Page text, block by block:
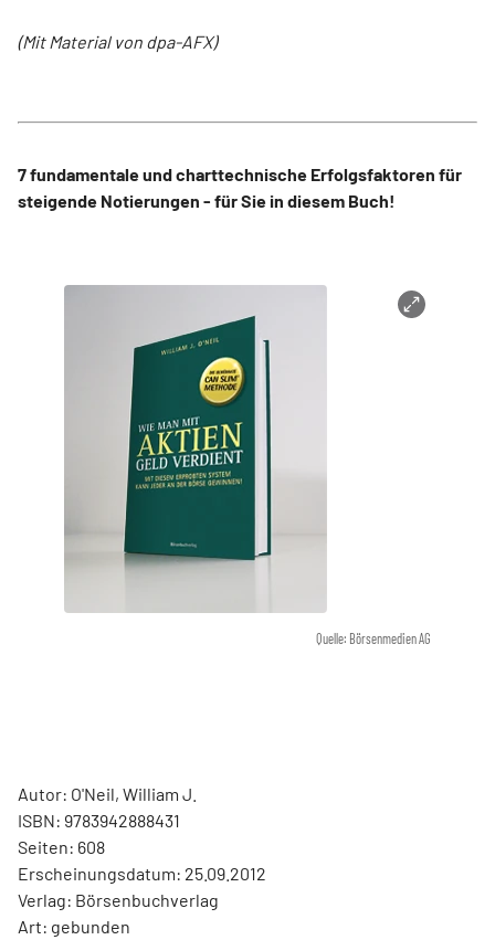
(Mit Material von dpa-AFX)
7 fundamentale und charttechnische Erfolgsfaktoren für
steigende Notierungen - für Sie in diesem Buch!
Quelle: Börsenmedien AG
Autor: O'Neil, William J.
ISBN: 9783942888431
Seiten: 608
Erscheinungsdatum: 25.09.2012
Verlag: Börsenbuchverlag
Art: gebunden